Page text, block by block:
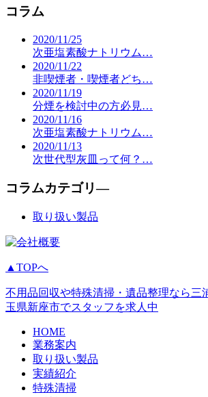
コラム
2020/11/25
次亜塩素酸ナトリウム…
2020/11/22
非喫煙者・喫煙者どち…
2020/11/19
分煙を検討中の方必見…
2020/11/16
次亜塩素酸ナトリウム…
2020/11/13
次世代型灰皿って何？…
コラムカテゴリ―
取り扱い製品
▲TOPへ
不用品回収や特殊清掃・遺品整理なら三
玉県新座市でスタッフを求人中
HOME
業務案内
取り扱い製品
実績紹介
特殊清掃